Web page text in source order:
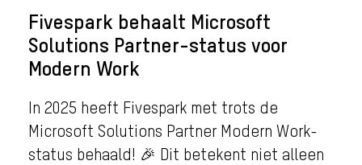
Fivespark behaalt Microsoft
Solutions Partner-status voor
Modern Work
In 2025 heeft Fivespark met trots de
Microsoft Solutions Partner Modern Work-
status behaald! 🎉 Dit betekent niet alleen